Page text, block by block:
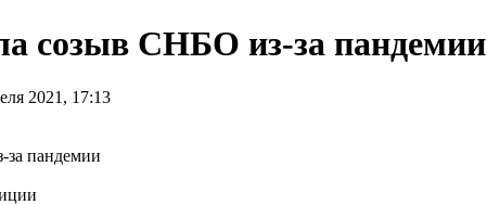
созыв СНБО из-за пандемии
2021, 17:13